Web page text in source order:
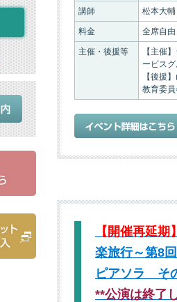
講師 松本大
料金 全席自
主催・後援等
【主催
ービス
【後援
教育委
【開催再延期】
楽旅行～第8
ピアソラ そ
**公演は終了